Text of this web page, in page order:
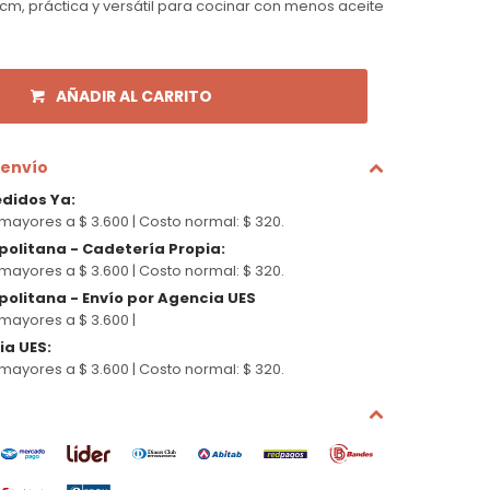
práctica y versátil para cocinar con menos aceite
AÑADIR AL CARRITO
Ya:
a $ 3.600 | Costo normal: $ 320.
- Cadetería Propia:
a $ 3.600 | Costo normal: $ 320.
- Envío por Agencia UES
a $ 3.600 |
UES:
a $ 3.600 | Costo normal: $ 320.